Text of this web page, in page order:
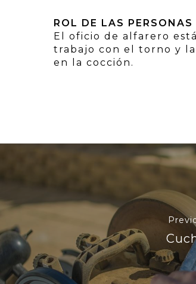
ROL DE LAS PERSONAS
El oficio de alfarero
trabajo con el torno y
en la cocción.